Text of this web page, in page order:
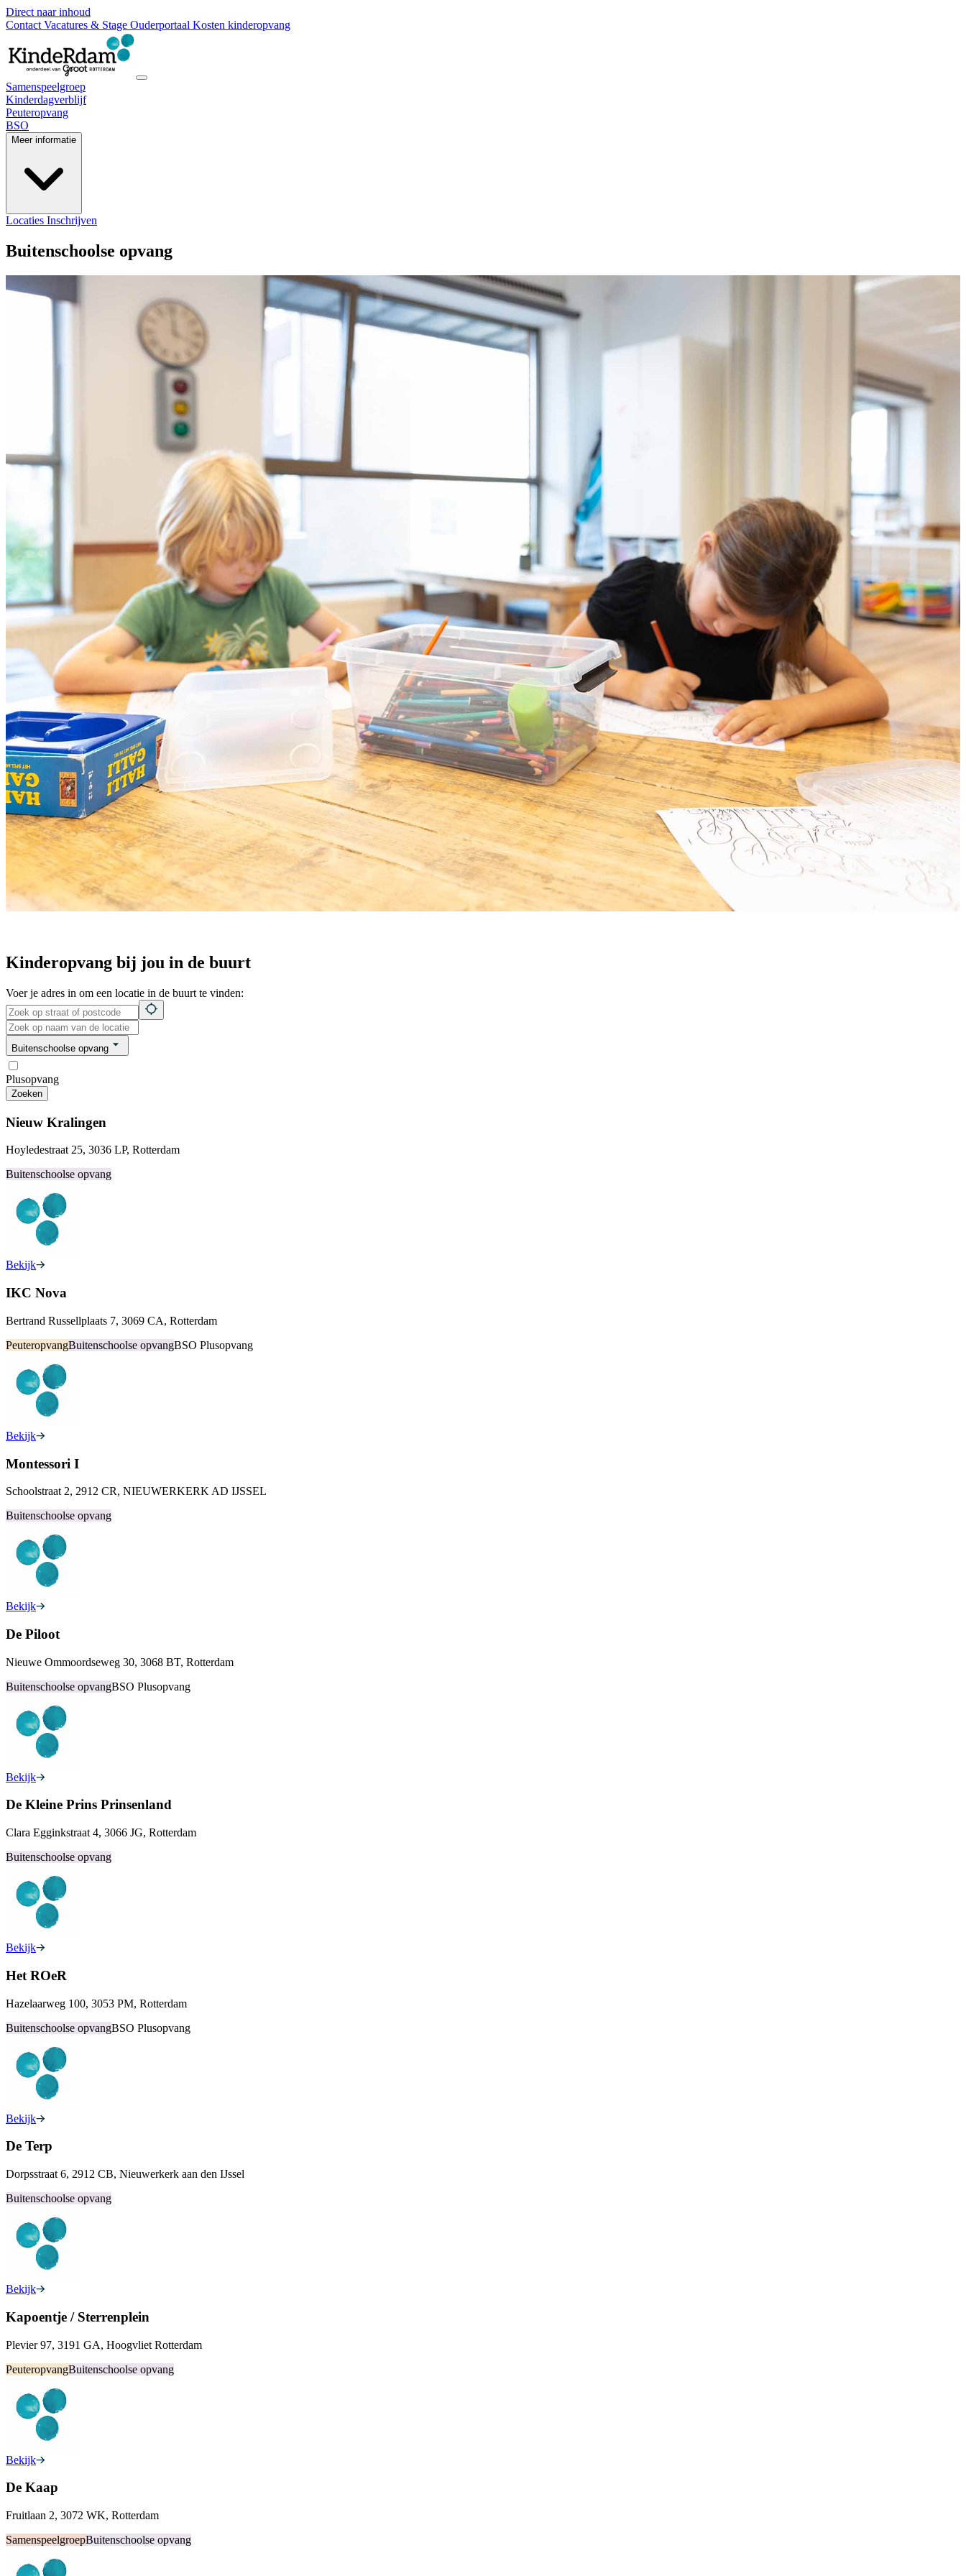
Direct naar inhoud
Contact Vacatures & Stage Ouderportaal Kosten kinderopvang
Samenspeelgroep
Kinderdagverblijf
Peuteropvang
BSO
Meer informatie
Locaties Inschrijven
Buitenschoolse opvang
Kinderopvang bij jou in de buurt
Voer je adres in om een locatie in de buurt te vinden:
Buitenschoolse opvang
Plusopvang
Zoeken
Nieuw Kralingen
Hoyledestraat 25, 3036 LP, Rotterdam
Buitenschoolse opvang
Bekijk
IKC Nova
Bertrand Russellplaats 7, 3069 CA, Rotterdam
PeuteropvangBuitenschoolse opvangBSO Plusopvang
Bekijk
Montessori I
Schoolstraat 2, 2912 CR, NIEUWERKERK AD IJSSEL
Buitenschoolse opvang
Bekijk
De Piloot
Nieuwe Ommoordseweg 30, 3068 BT, Rotterdam
Buitenschoolse opvangBSO Plusopvang
Bekijk
De Kleine Prins Prinsenland
Clara Egginkstraat 4, 3066 JG, Rotterdam
Buitenschoolse opvang
Bekijk
Het ROeR
Hazelaarweg 100, 3053 PM, Rotterdam
Buitenschoolse opvangBSO Plusopvang
Bekijk
De Terp
Dorpsstraat 6, 2912 CB, Nieuwerkerk aan den IJssel
Buitenschoolse opvang
Bekijk
Kapoentje / Sterrenplein
Plevier 97, 3191 GA, Hoogvliet Rotterdam
PeuteropvangBuitenschoolse opvang
Bekijk
De Kaap
Fruitlaan 2, 3072 WK, Rotterdam
SamenspeelgroepBuitenschoolse opvang